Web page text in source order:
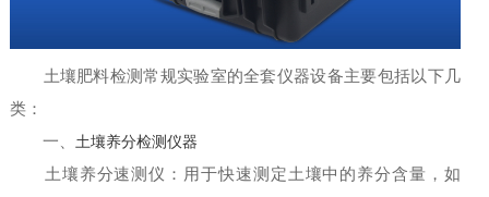
土壤肥料检测常规实验室的全套仪器设备主要包括以下几
类：
一、 土壤养分检测仪器
土壤养分速测仪：用于快速测定土壤中的养分含量，如